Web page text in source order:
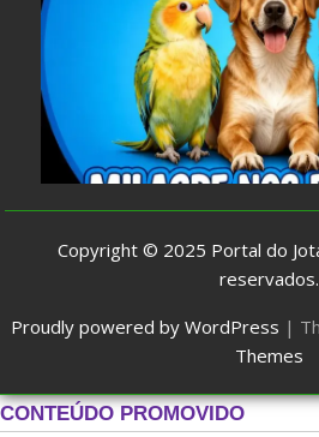
Copyright © 2025 Portal do
reservados.
Proudly powered by WordPress |
Themes